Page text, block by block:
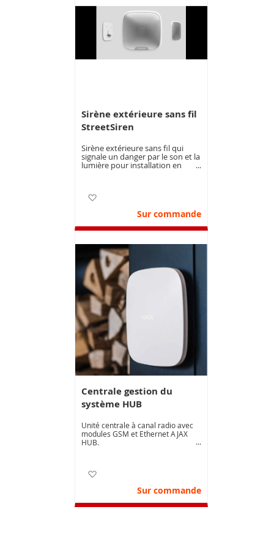
Sirène extérieure sans fil
StreetSiren
Sirène extérieure sans fil qui
signale un danger par le son et la
lumière pour installation en
extérieur, déclenche une alarme
Sur commande
Centrale gestion du
système HUB
Unité centrale à canal radio avec
modules GSM et Ethernet AJAX
HUB.
Sur commande